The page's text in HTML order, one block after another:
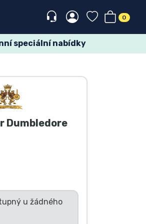
0
speciální nabídky
Dumbledore
u žádného